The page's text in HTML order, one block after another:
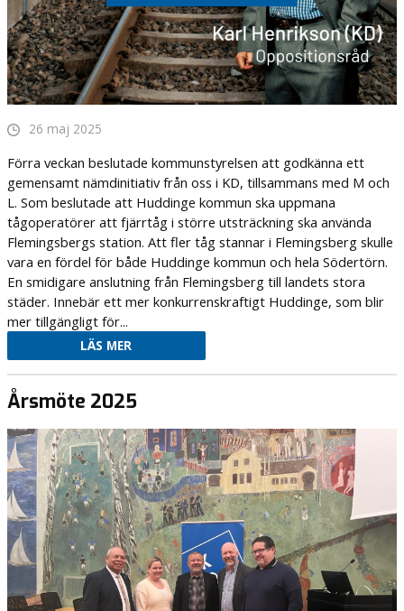
26 maj 2025
Förra veckan beslutade kommunstyrelsen att godkänna ett
gemensamt nämdinitiativ från oss i KD, tillsammans med M och
L. Som beslutade att Huddinge kommun ska uppmana
tågoperatörer att fjärrtåg i större utsträckning ska använda
Flemingsbergs station. Att fler tåg stannar i Flemingsberg skulle
vara en fördel för både Huddinge kommun och hela Södertörn.
En smidigare anslutning från Flemingsberg till landets stora
städer. Innebär ett mer konkurrenskraftigt Huddinge, som blir
mer tillgängligt för...
LÄS MER
Årsmöte 2025